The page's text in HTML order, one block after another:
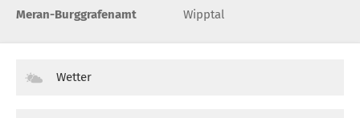
Meran-Burggrafenamt
Wipptal
Wetter